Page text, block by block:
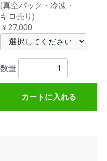
(真空パック・冷凍・
キロ売り)
￥27,000
数量
カートに入れる